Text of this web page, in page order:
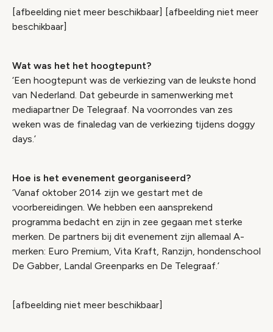
[afbeelding niet meer beschikbaar] [afbeelding niet meer
beschikbaar]
Wat was het het hoogtepunt?
‘Een hoogtepunt was de verkiezing van de leukste hond
van Nederland. Dat gebeurde in samenwerking met
mediapartner De Telegraaf. Na voorrondes van zes
weken was de finaledag van de verkiezing tijdens doggy
days.’
Hoe is het evenement georganiseerd?
‘Vanaf oktober 2014 zijn we gestart met de
voorbereidingen. We hebben een aansprekend
programma bedacht en zijn in zee gegaan met sterke
merken. De partners bij dit evenement zijn allemaal A-
merken: Euro Premium, Vita Kraft, Ranzijn, hondenschool
De Gabber, Landal Greenparks en De Telegraaf.’
[afbeelding niet meer beschikbaar]